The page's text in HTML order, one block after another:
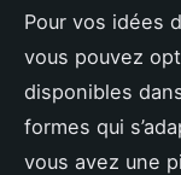
Pour vos idées
vous pouvez
disponibles
formes qui
vous avez une